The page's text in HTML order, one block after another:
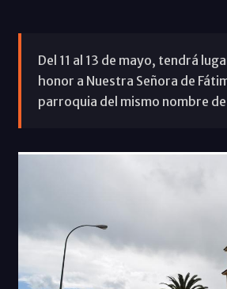
Del 11 al 13 de mayo, tendrá
honor a Nuestra Señora de
parroquia del mismo nombre